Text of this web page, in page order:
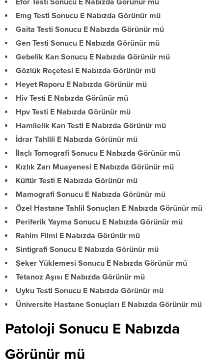
Efor Testi Sonucu E Nabızda Görünür mü
Emg Testi Sonucu E Nabızda Görünür mü
Gaita Testi Sonucu E Nabızda Görünür mü
Gen Testi Sonucu E Nabızda Görünür mü
Gebelik Kan Sonucu E Nabızda Görünür mü
Gözlük Reçetesi E Nabızda Görünür mü
Heyet Raporu E Nabızda Görünür mü
Hiv Testi E Nabızda Görünür mü
Hpv Testi E Nabızda Görünür mü
Hamilelik Kan Testi E Nabızda Görünür mü
İdrar Tahlili E Nabızda Görünür mü
İlaçlı Tomografi Sonucu E Nabızda Görünür mü
Kızlık Zarı Muayenesi E Nabızda Görünür mü
Kültür Testi E Nabızda Görünür mü
Mamografi Sonucu E Nabızda Görünür mü
Özel Hastane Tahlil Sonuçları E Nabızda Görünür mü
Periferik Yayma Sonucu E Nabızda Görünür mü
Rahim Filmi E Nabızda Görünür mü
Sintigrafi Sonucu E Nabızda Görünür mü
Şeker Yüklemesi Sonucu E Nabızda Görünür mü
Tetanoz Aşısı E Nabızda Görünür mü
Uyku Testi Sonucu E Nabızda Görünür mü
Üniversite Hastane Sonuçları E Nabızda Görünür mü
Patoloji Sonucu E Nabızda
Görünür mü